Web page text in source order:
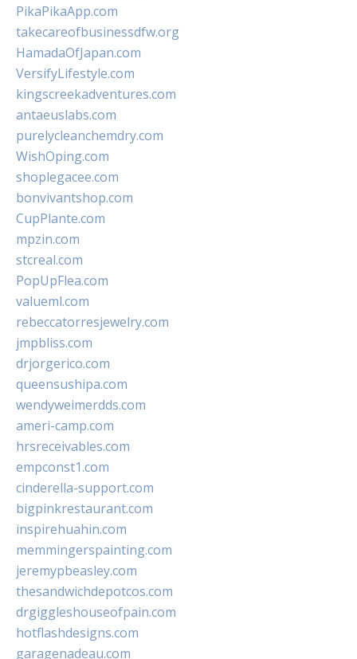
PikaPikaApp.com
takecareofbusinessdfw.org
HamadaOfJapan.com
VersifyLifestyle.com
kingscreekadventures.com
antaeuslabs.com
purelycleanchemdry.com
WishOping.com
shoplegacee.com
bonvivantshop.com
CupPlante.com
mpzin.com
stcreal.com
PopUpFlea.com
valueml.com
rebeccatorresjewelry.com
jmpbliss.com
drjorgerico.com
queensushipa.com
wendyweimerdds.com
ameri-camp.com
hrsreceivables.com
empconst1.com
cinderella-support.com
bigpinkrestaurant.com
inspirehuahin.com
memmingerspainting.com
jeremypbeasley.com
thesandwichdepotcos.com
drgiggleshouseofpain.com
hotflashdesigns.com
garagenadeau.com